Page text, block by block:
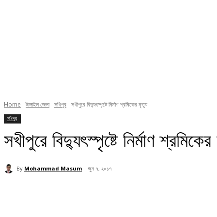
Home টাঙ্গাইল জেলা সখিপুর সখীপুরে বিদ্যুৎস্পৃষ্টে নির্মাণ শ্রমিকের মৃত্যু
সখিপুর
সখীপুরে বিদ্যুৎস্পৃষ্টে নির্মাণ
By Mohammad Masum জুন ৭, ২০১৭